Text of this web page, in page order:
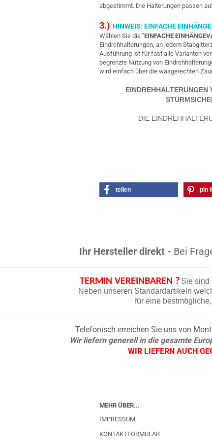
abgestimmt. Die Halterungen passen
3.) HINWEIS: EINFACHE
Wählen Sie die "EINFACHE
Eindrehhalterungen, an jedem
Ausführung ist für fast alle Varianten
begrenzte Nutzung von
wird einfach über die waagerechten
EINDREHHALTERUNGEN
DIE
teilen pin
Ihr Hersteller direkt - Bei
TERMIN VEREINBAREN ? Sie sind
Neben unseren Standardartikeln
für eine
Telefonisch erreichen Sie uns von
Wir liefern generell in die gesamte
WIR LIEFERN AUCH
MEHR ÜBER...
IMPRESSUM
KONTAKTFORMULAR